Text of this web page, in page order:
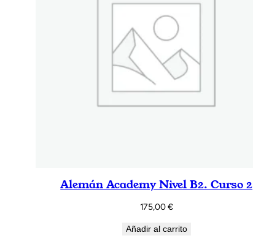
Alemán Academy Nivel B2. Curso 2
175,00€
Añadir al carrito